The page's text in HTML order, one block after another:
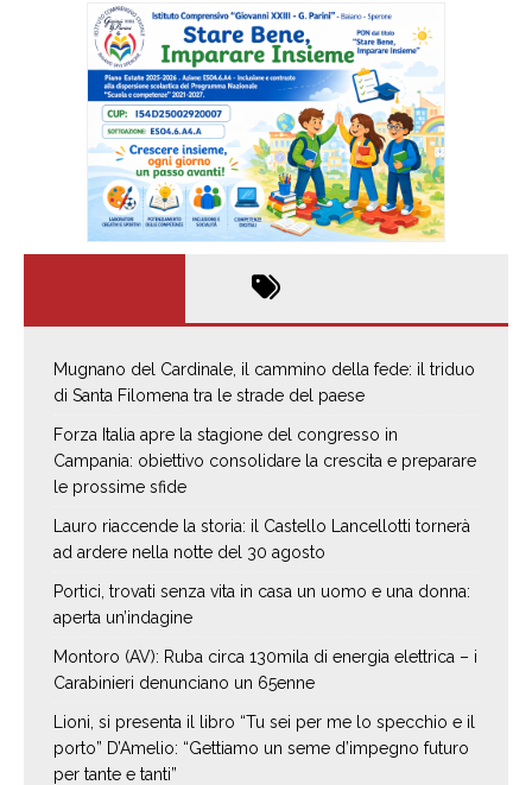
Mugnano del Cardinale, il cammino della fede: il triduo
di Santa Filomena tra le strade del paese
Forza Italia apre la stagione del congresso in
Campania: obiettivo consolidare la crescita e preparare
le prossime sfide
Lauro riaccende la storia: il Castello Lancellotti tornerà
ad ardere nella notte del 30 agosto
Portici, trovati senza vita in casa un uomo e una donna:
aperta un’indagine
Montoro (AV): Ruba circa 130mila di energia elettrica – i
Carabinieri denunciano un 65enne
Lioni, si presenta il libro “Tu sei per me lo specchio e il
porto” D’Amelio: “Gettiamo un seme d’impegno futuro
per tante e tanti”